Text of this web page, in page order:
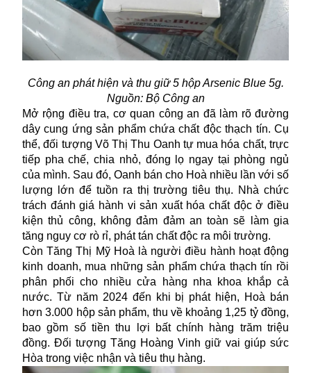
Công an phát hiện và thu giữ 5 hộp Arsenic Blue 5g.
Nguồn: Bộ Công an
Mở rộng điều tra, cơ quan công an đã làm rõ đường
dây cung ứng sản phẩm chứa chất độc thạch tín. Cụ
thể, đối tượng Võ Thị Thu Oanh tự mua hóa chất, trực
tiếp pha chế, chia nhỏ, đóng lọ ngay tại phòng ngủ
của mình. Sau đó, Oanh bán cho Hoà nhiều lần với số
lượng lớn để tuồn ra thị trường tiêu thụ. Nhà chức
trách đánh giá hành vi sản xuất hóa chất độc ở điều
kiện thủ công, không đảm đảm an toàn sẽ làm gia
tăng nguy cơ rò rỉ, phát tán chất độc ra môi trường.
Còn Tăng Thị Mỹ Hoà là người điều hành hoạt động
kinh doanh, mua những sản phẩm chứa thạch tín rồi
phân phối cho nhiều cửa hàng nha khoa khắp cả
nước. Từ năm 2024 đến khi bị phát hiện, Hoà bán
hơn 3.000 hộp sản phẩm, thu về khoảng 1,25 tỷ đồng,
bao gồm số tiền thu lợi bất chính hàng trăm triệu
đồng. Đối tượng Tăng Hoàng Vinh giữ vai giúp sức
Hòa trong việc nhận và tiêu thụ hàng.